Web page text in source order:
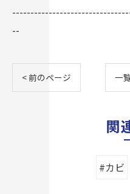
--
< 前のページ 一
関
#カビ